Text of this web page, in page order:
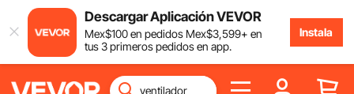
Descargar Aplicación VEVOR
Mex$100en pedidos Mex$3,599+ en
tus 3 primeros pedidos en app.
Instala